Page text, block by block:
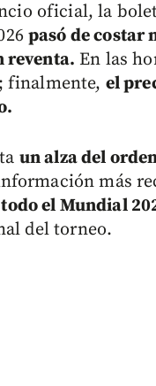
oficial, la
pasó de costar
reventa. En las
finalmente, el
un alza del
más
el Mundial
del torneo.